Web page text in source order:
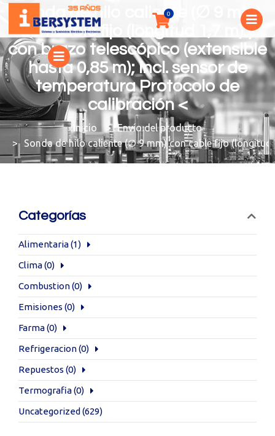
Sonda de hilo caliente (∅ 9 mm)
con cable fijo (longitud 1,7 m) y
con brazo telescópico (extensible
hasta 0,85 m); incl. sensor de
temperatura Protocolo de
calibración <
You are here:
Envío del producto
Sonda de hilo caliente (∅ 9 mm) con cable fijo
Categorías
Alimentaria(1)
Clima(0)
Combustion(0)
Emisiones (0)
Farma(0)
Refrigeracion(0)
Repuestos (0)
Termografia(0)
Uncategorized (629)